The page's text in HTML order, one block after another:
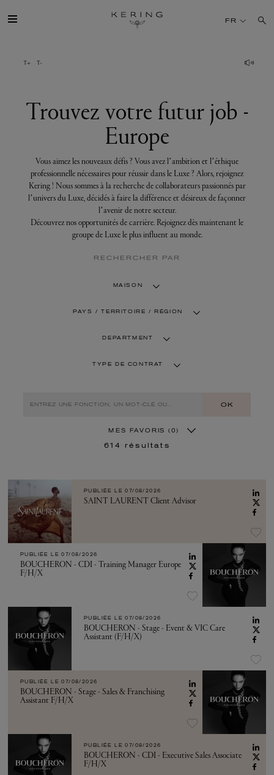
votre
futur
DÉV. DURABLE
FINANCE
PRESSE
FR
Trouvez votre futur job -
Europe
Vous aimez les nouveaux défis ? Vous avez l’ambition et l’éthique
professionnelle nécessaires pour réussir dans le Luxe ? Alors, rejoignez
Kering ! Nous sommes à la recherche de collaborateurs passionnés par
l’univers du Luxe, décidés à faire la différence et désireux de façonner
l’avenir de notre secteur.
Découvrez nos opportunités de carrière. Rejoignez dès maintenant le
groupe de Luxe le plus influent au monde.
RECHERCHER PAR
MAISON
PAYS / TERRITOIRE / RÉGION
DEPARTMENT
TYPE DE CONTRAT
OK
MES FAVORIS (0)
614 résultats
PUBLIÉE LE 07/08/2026
SAINT LAURENT Client Advisor
PUBLIÉE LE 07/08/2026
BOUCHERON - CDI - Training Manager Europe
F/H/X
PUBLIÉE LE 07/08/2026
BOUCHERON - Stage - Event & VIC Care
Assistant (F/H/X)
PUBLIÉE LE 07/08/2026
BOUCHERON - Stage - Sales & Franchising
Assistant F/H/X
PUBLIÉE LE 07/08/2026
BOUCHERON - CDI - Executive Sales Associate
F/H/X